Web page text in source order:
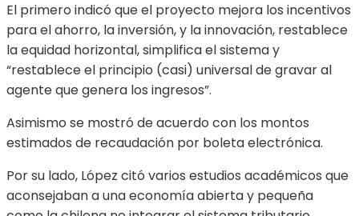
El primero indicó que el proyecto mejora los incentivos
para el ahorro, la inversión, y la innovación, restablece
la equidad horizontal, simplifica el sistema y
“restablece el principio (casi) universal de gravar al
agente que genera los ingresos”.
Asimismo se mostró de acuerdo con los montos
estimados de recaudación por boleta electrónica.
Por su lado, López citó varios estudios académicos que
aconsejaban a una economía abierta y pequeña